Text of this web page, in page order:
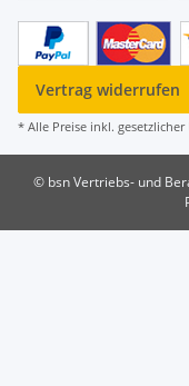
Vertrag widerrufen
* Alle Preise inkl. gesetzlicher
© bsn Vertriebs- und